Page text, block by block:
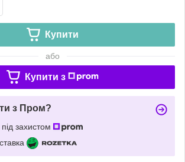
Купити
або
Купити з
з Пром?
захистом